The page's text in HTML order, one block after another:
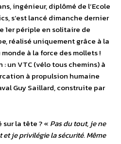
ingénieur, diplômé de l’Ecole
s’est lancé dimanche dernier
1er périple en solitaire de
réalisé uniquement grâce à la
à la force des mollets !
un VTC (vélo tous chemins) à
à propulsion humaine
Guy Saillard, construite par
la tête ? « Pas du tout, je ne
je privilégie la sécurité. Même